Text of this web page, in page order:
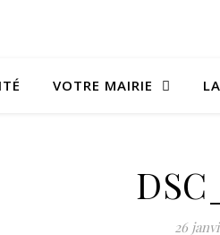
VOTRE MAIRIE
26